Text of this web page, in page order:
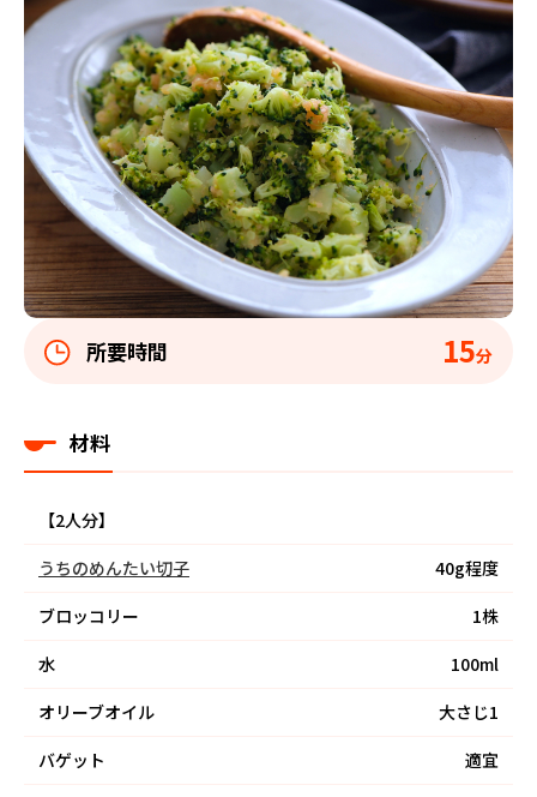
所要時間 15分
材料
【2人分】
うちのめんたい切子
40g程度
ブロッコリー
1株
水
100ml
オリーブオイル
大さじ1
バゲット
適宜